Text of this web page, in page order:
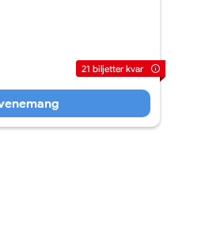
21 biljetter kvar